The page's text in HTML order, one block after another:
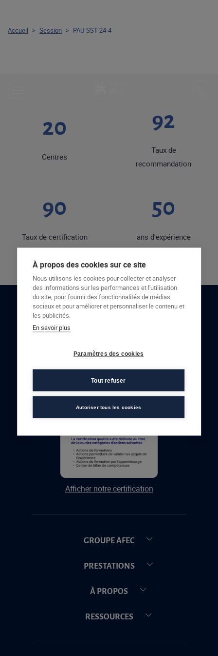
20
Centres
92
Taux de
recommandation
90
Taux de certification
50
ans d'expérience
RESTONS EN CONTACT
Afficher notre certification
GROUPE AFEC
PRESTATIONS
À PROPOS
RESSOURCES
Accueil > Session > PAU-SST-24-4
À propos des cookies sur ce site
Nous utilisons les cookies pour collecter et analyser
des informations sur les performances et l'utilisation
du site, pour fournir des fonctionnalités de médias
sociaux et pour améliorer et personnaliser le contenu et
les publicités.
En savoir plus
Paramètres des cookies
Tout refuser
Autoriser tous les cookies